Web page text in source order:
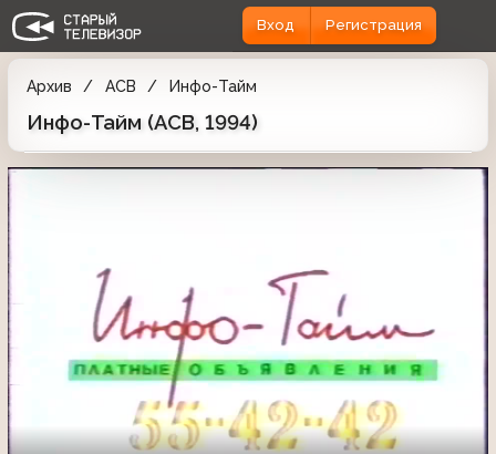
Вход Регистрация
Архив АСВ Инфо-Тайм
Инфо-Тайм (АСВ, 1994)